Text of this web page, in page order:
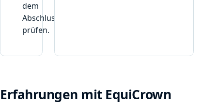
dem
Abschluss
prüfen.
Erfahrungen mit EquiCrown